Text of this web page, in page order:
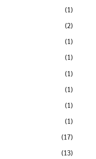
(1)
(2)
(1)
(1)
(1)
(1)
(1)
(1)
(17)
(13)